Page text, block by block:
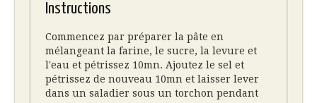
Instructions
Commencez par préparer la pâte en
mélangeant la farine, le sucre, la levure et
l'eau et pétrissez 10mn. Ajoutez le sel et
pétrissez de nouveau 10mn et laisser lever
dans un saladier sous un torchon pendant